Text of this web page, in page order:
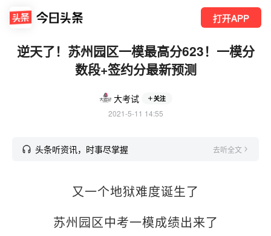
打开APP
逆天了！苏州园区一模最高分623！一模分
数段+签约分最新预测
大考试 关注
2021-5-11 14:55
头条听资讯，时事尽掌握 去听全文
又一个地狱难度诞生了
苏州园区中考一模成绩出来了